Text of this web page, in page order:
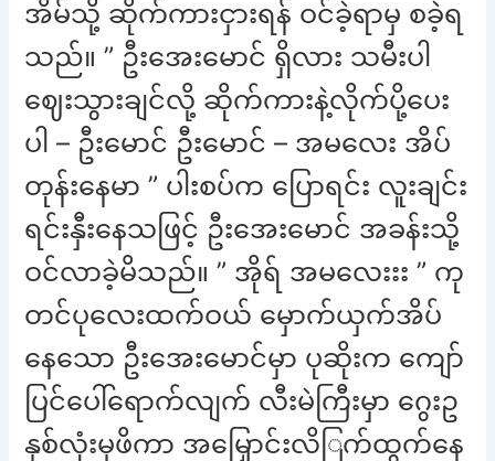
အိမ်သို့ ဆိုက်ကားငှားရန် ဝင်ခဲ့ရာမှ စခဲ့ရ
သည်။ ” ဦးအေးမောင် ရှိလား သမီးပါ
ဈေးသွားချင်လို့ ဆိုက်ကားနဲ့လိုက်ပို့ပေး
ပါ – ဦးမောင် ဦးမောင် – အမလေး အိပ်
တုန်းနေမာ ” ပါးစပ်က ပြောရင်း လူးချင်း
ရင်းနှီးနေသဖြင့် ဦးအေးမောင် အခန်းသို့
ဝင်လာခဲ့မိသည်။ ” အိုရ် အမလေးးး ” ကု
တင်ပုလေးထက်ဝယ် မှောက်ယှက်အိပ်
နေသော ဦးအေးမောင်မှာ ပုဆိုးက ကျော်
ပြင်ပေါ်ရောက်လျက် လီးမဲကြီးမှာ ဂွေးဥ
နှစ်လုံးမှဖိကာ အမြှောင်းလိြက်ထွက်နေ